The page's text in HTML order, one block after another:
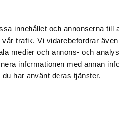
innehållet och annonserna till
trafik. Vi vidarebefordrar
medier och annons- och
informationen med annan
har använt deras tjänster.
E-